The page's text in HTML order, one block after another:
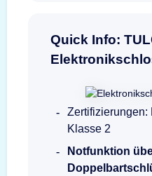
Quick Info:
Zertifizierungen:
Klasse 2
Notfunktion